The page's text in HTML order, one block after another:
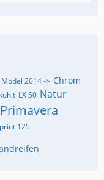
2014 -> Chrom
LX 50 Natur
Primavera
125